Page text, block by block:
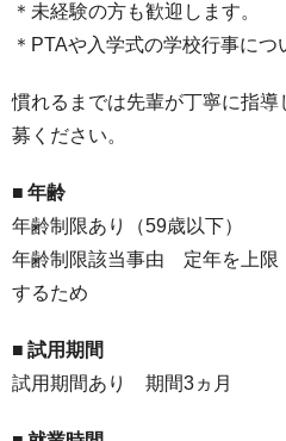
＊未経験の方も歓迎します。
＊PTAや入学式の学校行事につ
慣れるまでは先輩が丁寧に指
募ください。
■ 年齢
年齢制限あり（59歳以下）
年齢制限該当事由 定年を上
するため
■ 試用期間
試用期間あり 期間3ヵ月